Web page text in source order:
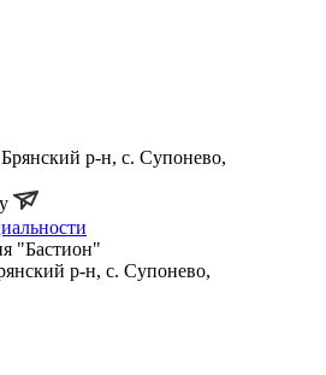
р-н, с. Супонево,
"Бастион"
р-н, с. Супонево,